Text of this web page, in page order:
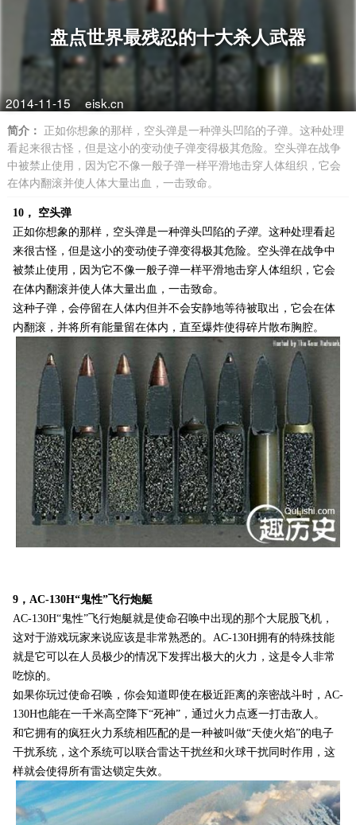
盘点世界最残忍的十大杀人武器
2014-11-15 eisk.cn
简介： 正如你想象的那样，空头弹是一种弹头凹陷的子弹。这种处理
看起来很古怪，但是这小的变动使子弹变得极其危险。空头弹在战争
中被禁止使用，因为它不像一般子弹一样平滑地击穿人体组织，它会
在体内翻滚并使人体大量出血，一击致命。
10， 空头弹
正如你想象的那样，空头弹是一种弹头凹陷的子弹。这种处理看起
来很古怪，但是这小的变动使子弹变得极其危险。空头弹在战争中
被禁止使用，因为它不像一般子弹一样平滑地击穿人体组织，它会
在体内翻滚并使人体大量出血，一击致命。
这种子弹，会停留在人体内但并不会安静地等待被取出，它会在体
内翻滚，并将所有能量留在体内，直至爆炸使得碎片散布胸腔。
9，AC-130H“鬼性”飞行炮艇
AC-130H“鬼性”飞行炮艇就是使命召唤中出现的那个大屁股飞机，
这对于游戏玩家来说应该是非常熟悉的。AC-130H拥有的特殊技能
就是它可以在人员极少的情况下发挥出极大的火力，这是令人非常
吃惊的。
如果你玩过使命召唤，你会知道即使在极近距离的亲密战斗时，AC-
130H也能在一千米高空降下“死神”，通过火力点逐一打击敌人。
和它拥有的疯狂火力系统相匹配的是一种被叫做“天使火焰”的电子
干扰系统，这个系统可以联合雷达干扰丝和火球干扰同时作用，这
样就会使得所有雷达锁定失效。